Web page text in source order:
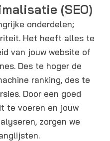
(SEO)
onderdelen;
Het heeft alles te
van jouw website of
Des te hoger de
ranking, des te
Door een goed
te voeren en jouw
zorgen we